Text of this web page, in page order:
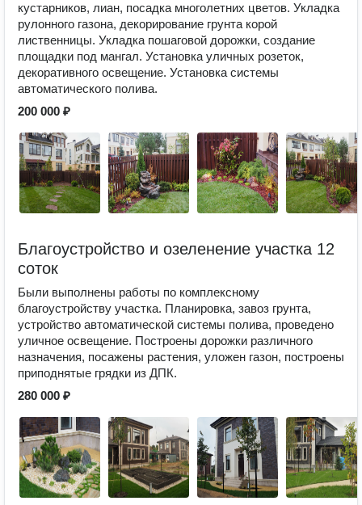
кустарников, лиан, посадка многолетних цветов. Укладка
рулонного газона, декорирование грунта корой
лиственницы. Укладка пошаговой дорожки, создание
площадки под мангал. Установка уличных розеток,
декоративного освещение. Установка системы
автоматического полива.
200 000 ₽
Благоустройство и озеленение участка 12
соток
Были выполнены работы по комплексному
благоустройству участка. Планировка, завоз грунта,
устройство автоматической системы полива, проведено
уличное освещение. Построены дорожки различного
назначения, посажены растения, уложен газон, построены
приподнятые грядки из ДПК.
280 000 ₽